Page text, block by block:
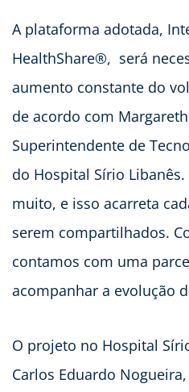
A plataforma adotada,
HealthShare®, será
aumento constante do
de acordo com
Superintendente de
do Hospital Sírio Libanês.
muito, e isso acarreta
serem compartilhados.
contamos com uma
acompanhar a evolução
O projeto no Hospital
Carlos Eduardo